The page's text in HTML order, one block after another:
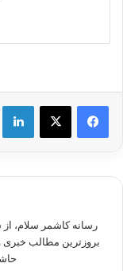
بروزترین مطالب خبری